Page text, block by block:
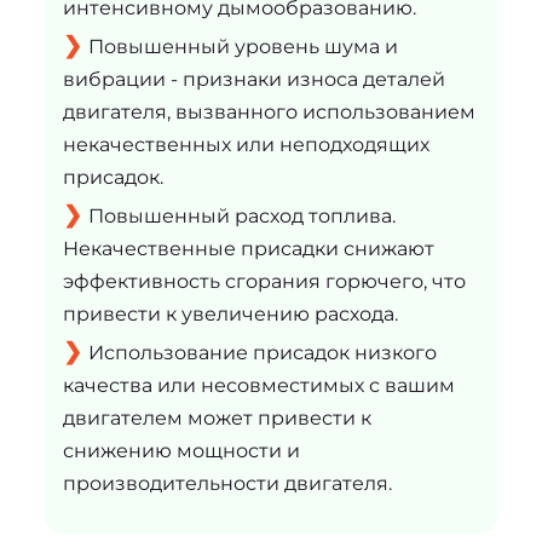
интенсивному дымообразованию.
Повышенный уровень шума и
вибрации - признаки износа деталей
двигателя, вызванного использованием
некачественных или неподходящих
присадок.
Повышенный расход топлива.
Некачественные присадки снижают
эффективность сгорания горючего, что
привести к увеличению расхода.
Использование присадок низкого
качества или несовместимых с вашим
двигателем может привести к
снижению мощности и
производительности двигателя.